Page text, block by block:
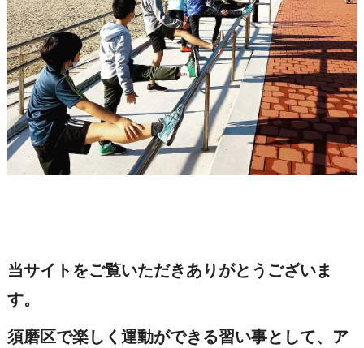
当サイトをご覧いただきありがとうございま
す。
須磨区で楽しく運動ができる習い事として、ア